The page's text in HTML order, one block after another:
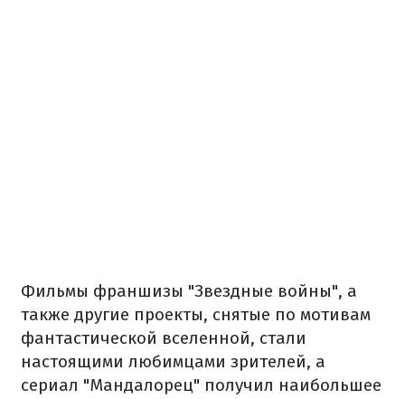
Фильмы франшизы "Звездные войны", а
также другие проекты, снятые по мотивам
фантастической вселенной, стали
настоящими любимцами зрителей, а
сериал "Мандалорец" получил наибольшее